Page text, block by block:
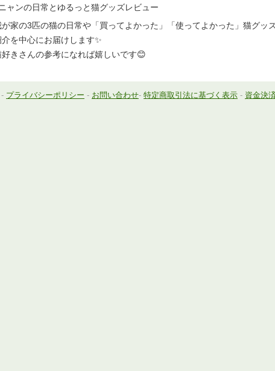
ャンの日常とゆるっと猫グッズレビュー
が家の3匹の猫の日常や「買ってよかった」「使ってよかった」猫グッ
介を中心にお届けします✨️
好きさんの参考になれば嬉しいです😊
- プライバシーポリシー - お問い合わせ- 特定商取引法に基づく表示 - 資金決